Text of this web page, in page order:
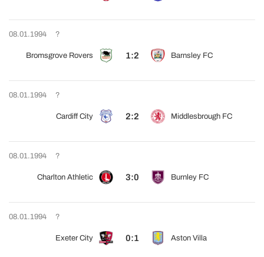
08.01.1994 ?
Bromsgrove Rovers 1:2 Barnsley FC
08.01.1994 ?
Cardiff City 2:2 Middlesbrough FC
08.01.1994 ?
Charlton Athletic 3:0 Burnley FC
08.01.1994 ?
Exeter City 0:1 Aston Villa